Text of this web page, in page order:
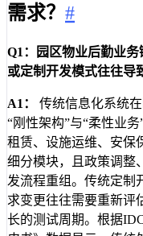
需求？ #
Q1：园区物业后勤业
或定制开发模式往往导
A1：
传统信息化系统
“刚性架构”与“柔性业
租赁、设施运维、安保
细分模块，且政策调整
发流程重组。传统定制
求变更往往需要重新评
长的测试周期。根据